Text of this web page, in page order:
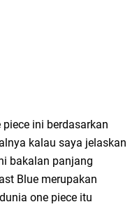
ini berdasarkan
kalau saya jelaskan
bakalan panjang
Blue merupakan
one piece itu